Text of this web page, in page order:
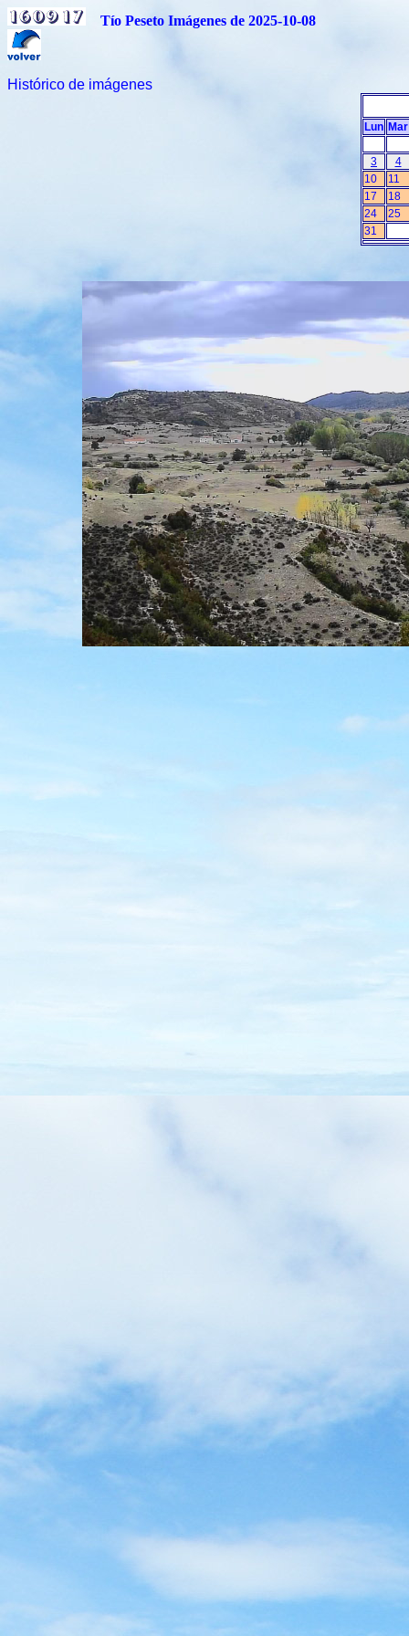
Tío Peseto Imágenes de 2025-10-08
Histórico de imágenes
Lun Mar
3
4
10
11
17
18
24
25
31